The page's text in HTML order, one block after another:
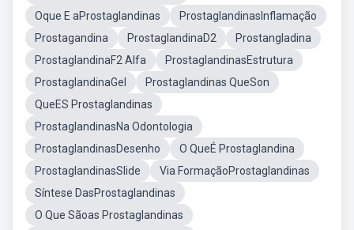
Oque E aProstaglandinas
ProstaglandinasInflamação
Prostagandina
ProstaglandinaD2
Prostangladina
ProstaglandinaF2 Alfa
ProstaglandinasEstrutura
ProstaglandinaGel
Prostaglandinas QueSon
QueES Prostaglandinas
ProstaglandinasNa Odontologia
ProstaglandinasDesenho
O QueÉ Prostaglandina
ProstaglandinasSlide
Via FormaçãoProstaglandinas
Síntese DasProstaglandinas
O Que Sãoas Prostaglandinas